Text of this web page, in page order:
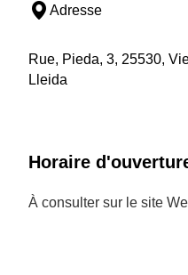
Adresse
Rue, Pieda, 3, 25530,
Lleida
Horaire
À consulter sur le site